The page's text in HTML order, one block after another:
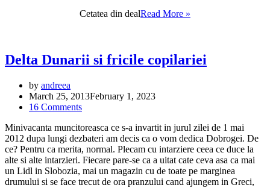
Cetatea din dealRead More »
vs.
Halmyris,
Delta Dunarii si fricile copilariei
by andreea
March 25, 2013February 1, 2023
16 Comments
Minivacanta muncitoreasca ce s-a invartit in jurul zilei de 1 mai
2012 dupa lungi dezbateri am decis ca o vom dedica Dobrogei. De
ce? Pentru ca merita, normal. Plecam cu intarziere ceea ce duce la
alte si alte intarzieri. Fiecare pare-se ca a uitat cate ceva asa ca mai
un Lidl in Slobozia, mai un magazin cu de toate pe marginea
drumului si se face trecut de ora pranzului cand ajungem in Greci,